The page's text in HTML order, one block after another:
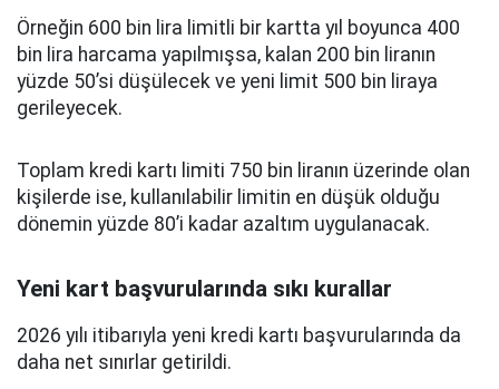
Örneğin 600 bin lira limitli bir kartta yıl boyunca 400
bin lira harcama yapılmışsa, kalan 200 bin liranın
yüzde 50’si düşülecek ve yeni limit 500 bin liraya
gerileyecek.
Toplam kredi kartı limiti 750 bin liranın üzerinde olan
kişilerde ise, kullanılabilir limitin en düşük olduğu
dönemin yüzde 80’i kadar azaltım uygulanacak.
Yeni kart başvurularında sıkı kurallar
2026 yılı itibarıyla yeni kredi kartı başvurularında da
daha net sınırlar getirildi.